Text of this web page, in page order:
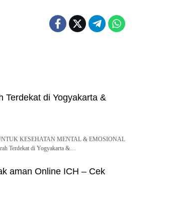
Terdekat di Yogyakarta &
KESEHATAN MENTAL & EMOSIONAL
Terdekat di Yogyakarta &…
aman Online ICH – Cek